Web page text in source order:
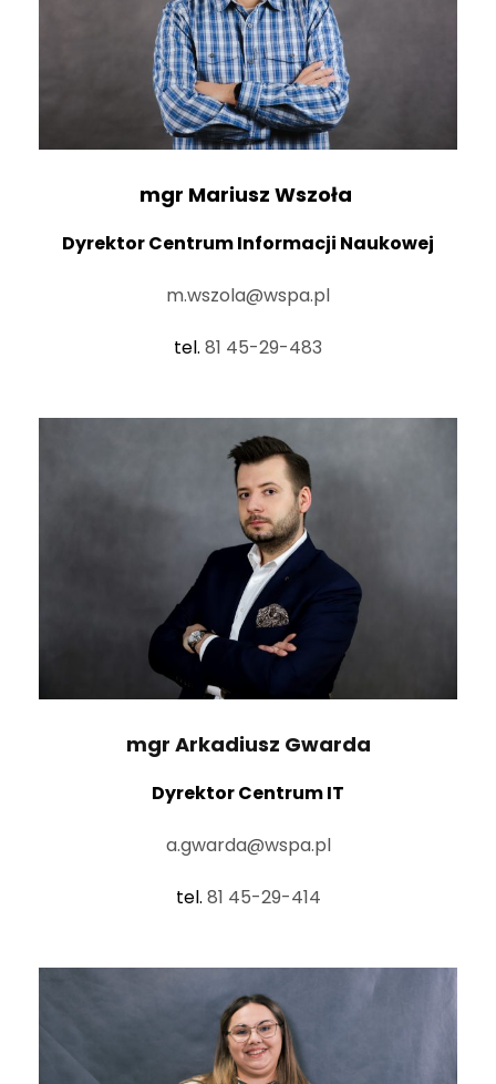
mgr Mariusz Wszoła
Dyrektor Centrum Informacji Naukowej
m.wszola@wspa.pl
tel. 81 45-29-483
mgr Arkadiusz Gwarda
Dyrektor Centrum IT
a.gwarda@wspa.pl
tel. 81 45-29-414